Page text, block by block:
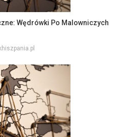
Wędrówki Po Malowniczych